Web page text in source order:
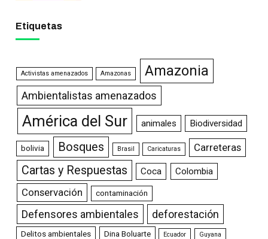
Etiquetas
Activistas amenazados Amazonas Amazonia
Ambientalistas amenazados
América del Sur animales Biodiversidad
bolivia Bosques Brasil Caricaturas Carreteras
Cartas y Respuestas Coca Colombia
Conservación contaminación
Defensores ambientales deforestación
Delitos ambientales Dina Boluarte Ecuador Guyana